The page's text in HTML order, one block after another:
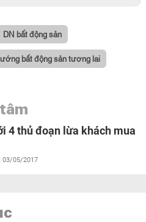
DN bất động sản
bất động sản tương lai
4 thủ đoạn lừa khách mua
03/05/2017